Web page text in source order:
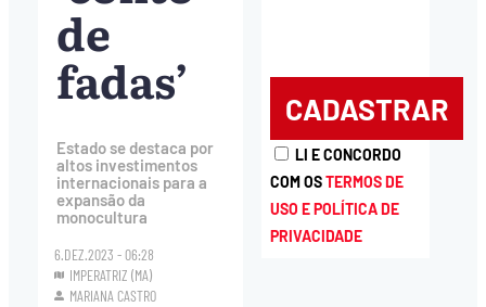
de
fadas’
Estado se destaca por
altos investimentos
internacionais para a
expansão da
monocultura
6.DEZ.2023 - 06:28
IMPERATRIZ (MA)
MARIANA CASTRO
LI E CONCORDO
COM OSTERMOS DE
USO E POLÍTICA DE
PRIVACIDADE